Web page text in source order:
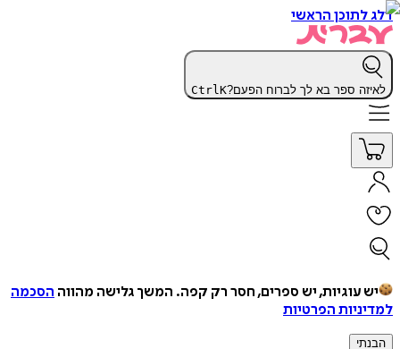
דלג לתוכן הראשי
לאיזה ספר בא לך לברוח הפעם? CtrlK
יש עוגיות, יש ספרים, חסר רק קפה. המשך גלישה מהווה הסכמה
למדיניות הפרטיות
הבנתי